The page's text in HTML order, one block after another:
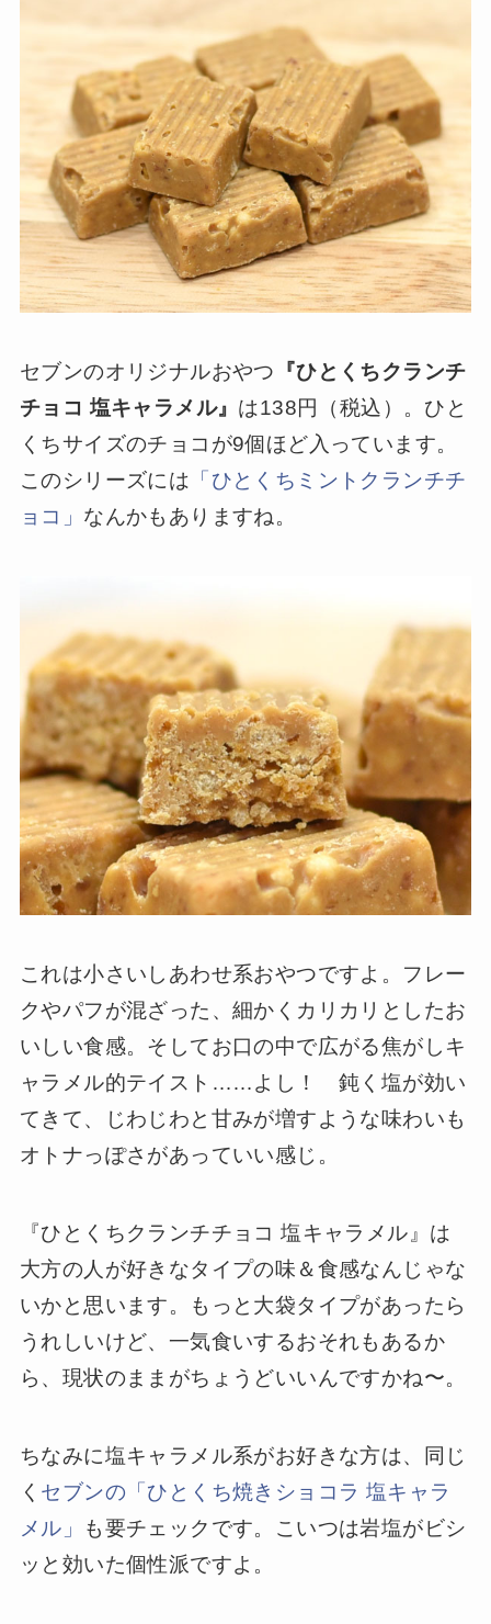
セブンのオリジナルおやつ 『ひとくちクランチ
チョコ 塩キャラメル』 は138円（税込）。ひと
くちサイズのチョコが9個ほど入っています。
このシリーズには 「ひとくちミントクランチチ
ョコ」 なんかもありますね。
これは小さいしあわせ系おやつですよ。フレー
クやパフが混ざった、細かくカリカリとしたお
いしい食感。そしてお口の中で広がる焦がしキ
ャラメル的テイスト……よし！ 鈍く塩が効い
てきて、じわじわと甘みが増すような味わいも
オトナっぽさがあっていい感じ。
『ひとくちクランチチョコ 塩キャラメル』は
大方の人が好きなタイプの味＆食感なんじゃな
いかと思います。もっと大袋タイプがあったら
うれしいけど、一気食いするおそれもあるか
ら、現状のままがちょうどいいんですかね〜。
ちなみに塩キャラメル系がお好きな方は、同じ
く セブンの「ひとくち焼きショコラ 塩キャラ
メル」
も要チェックです。こいつは岩塩がビシ
ッと効いた個性派ですよ。